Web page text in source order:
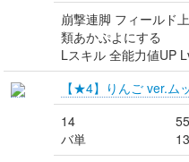
崩撃連脚 フィールド
類あかぷよにする
Lスキル 全能力値UP
【★4】りんご ver.ム
14
バ単